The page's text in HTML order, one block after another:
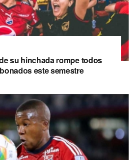
su hinchada rompe todos
este semestre